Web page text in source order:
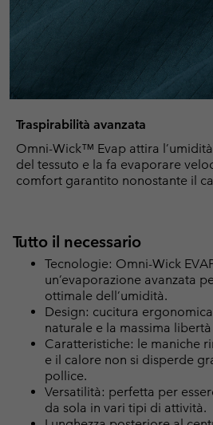
Traspirabilità avanzata
Omni-Wick™ Evap attira
del tessuto e la fa evaporare
comfort garantito nonostante il
Tutto il necessario
Tecnologie: Omni-Wick
un’evaporazione avanzata
ottimale dell’umidità.
Design: cucitura
naturale e la massima
Caratteristiche: le maniche
e il calore non si disperde
pollice.
Versatilità: perfetta per
da sola in vari tipi di attività.